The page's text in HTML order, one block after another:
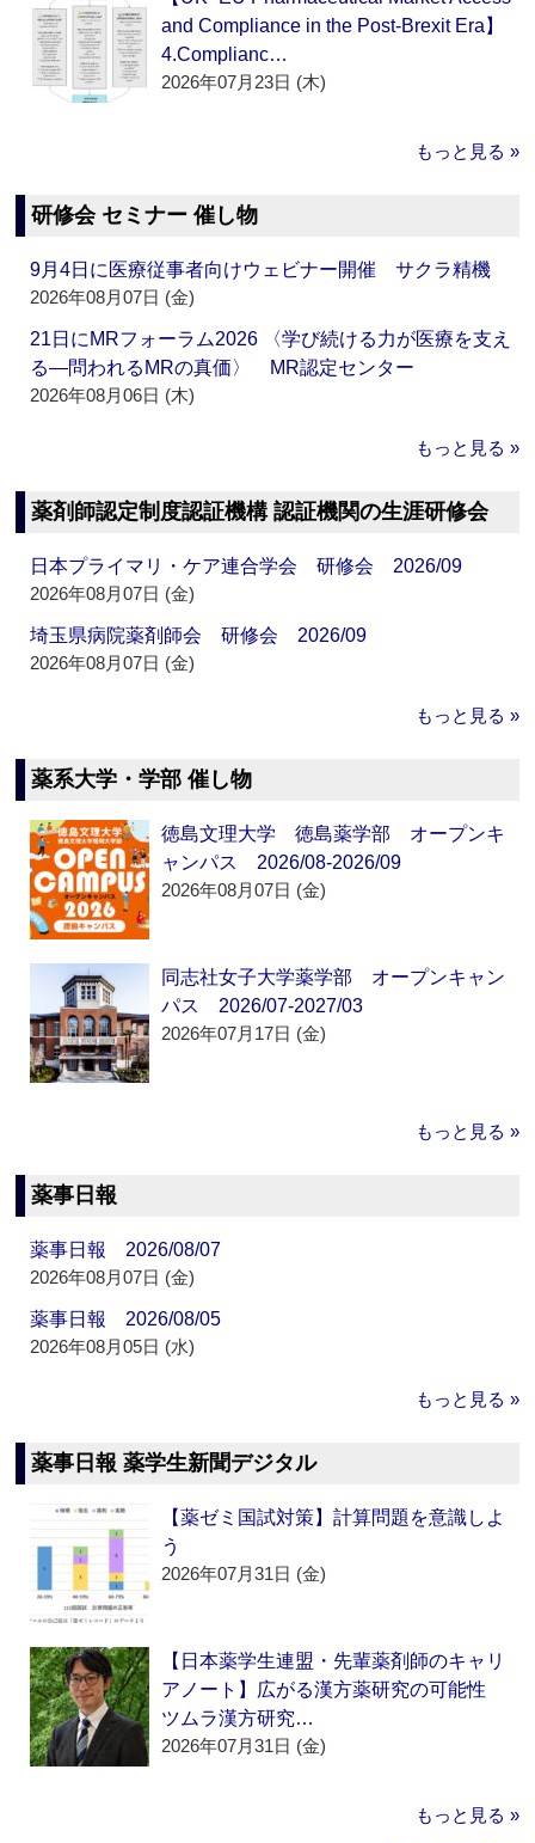
and Compliance in the Post-Brexit Era】
4.Complianc…
2026年07月23日 (木)
もっと見る »
研修会 セミナー 催し物
9月4日に医療従事者向けウェビナー開催 サクラ精機
2026年08月07日 (金)
21日にMRフォーラム2026 〈学び続ける力が医療を支え
る―問われるMRの真価〉 MR認定センター
2026年08月06日 (木)
もっと見る »
薬剤師認定制度認証機構 認証機関の生涯研修会
日本プライマリ・ケア連合学会 研修会 2026/09
2026年08月07日 (金)
埼玉県病院薬剤師会 研修会 2026/09
2026年08月07日 (金)
もっと見る »
薬系大学・学部 催し物
徳島文理大学 徳島薬学部 オープンキ
ャンパス 2026/08-2026/09
2026年08月07日 (金)
同志社女子大学薬学部 オープンキャン
パス 2026/07-2027/03
2026年07月17日 (金)
もっと見る »
薬事日報
薬事日報 2026/08/07
2026年08月07日 (金)
薬事日報 2026/08/05
2026年08月05日 (水)
もっと見る »
薬事日報 薬学生新聞デジタル
【薬ゼミ国試対策】計算問題を意識しよ
う
2026年07月31日 (金)
【日本薬学生連盟・先輩薬剤師のキャリ
アノート】広がる漢方薬研究の可能性
ツムラ漢方研究…
2026年07月31日 (金)
もっと見る »